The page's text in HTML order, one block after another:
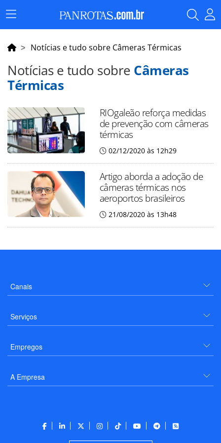
Menu
Principal
Notícias e tudo sobre Câmeras Térmicas
Notícias e tudo sobre Câmeras
Térmicas
RIOgaleão reforça medidas
de prevenção com câmeras
térmicas
02/12/2020 às 12h29
Artigo aborda a adoção de
câmeras térmicas nos
aeroportos brasileiros
21/08/2020 às 13h48
Canais
Serviços
Empregos
A Empresa